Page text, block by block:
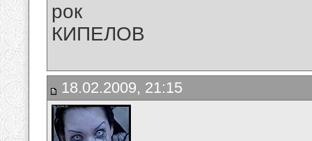
рок
КИПЕЛОВ
18.02.2009, 21:15